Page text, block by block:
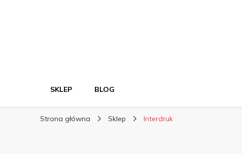
SKLEP BLOG
Strona główna Sklep Interdruk